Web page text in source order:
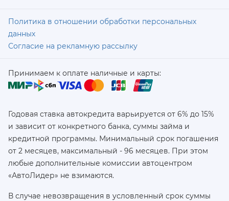
Политика в отношении обработки персональных
данных
Согласие на рекламную рассылку
Принимаем к оплате наличные и карты:
Годовая ставка автокредита варьируется от 6% до 15%
и зависит от конкретного банка, суммы займа и
кредитной программы. Минимальный срок погашения
от 2 месяцев, максимальный - 96 месяцев. При этом
любые дополнительные комиссии автоцентром
«АвтоЛидер» не взимаются.
В случае невозвращения в условленный срок суммы